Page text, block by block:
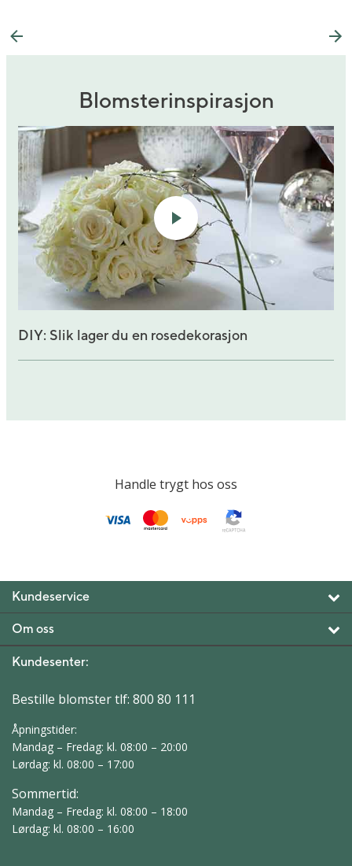
Previous
Blomsterinspirasjon
DIY: Slik lager du en rosedekorasjon
Handle trygt hos oss
Kundeservice
Om oss
Kundesenter:
Bestille blomster tlf: 800 80 111
Åpningstider:
Mandag – Fredag: kl. 08:00 – 20:00
Lørdag: kl. 08:00 – 17:00
Sommertid:
Mandag – Fredag: kl. 08:00 – 18:00
Lørdag: kl. 08:00 – 16:00